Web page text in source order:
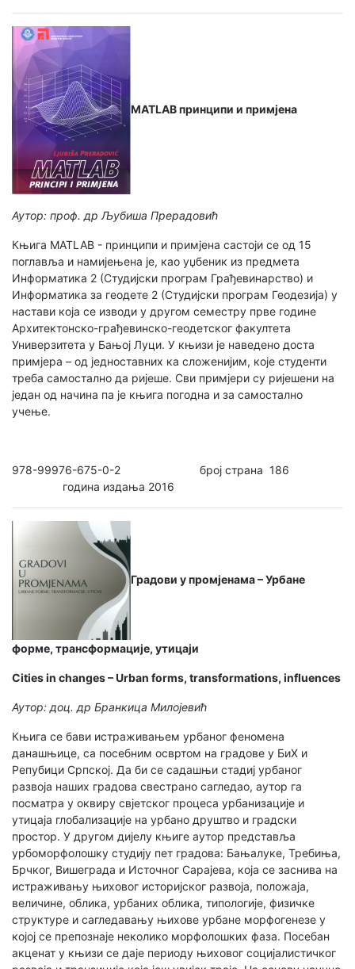
МATLAB принципи и примјена
Аутор: проф. др Љубиша Прерадовић
Књига МATLAB - принципи и примјена састоји се од 15
поглавља и намијењена је, као уџбеник из предмета
Информатика 2 (Студијски програм Грађевинарство) и
Информатика за геодете 2 (Студијски програм Геодезија) у
настави која се изводи у другом семестру прве године
Архитектонско-грађевинско-геодетског факултета
Универзитета у Бањој Луци. У књизи је наведено доста
примјера – од једноставних ка сложенијим, које студенти
треба самостално да ријеше. Сви примјери су ријешени на
један од начина па је књига погодна и за самостално
учење.
978-99976-675-0-2 број страна 186
година издања 2016
Градови у промјенама – Урбане
форме, трансформације, утицаји
Cities in changes – Urban forms, transformations, influences
Аутор: доц. др Бранкица Милојевић
Књига се бави истраживањем урбаног феномена
данашњице, са посебним освртом на градове у БиХ и
Репубици Српској. Да би се садашњи стадиј урбаног
развоја наших градова свестрано сагледао, аутор га
посматра у оквиру свјетског процеса урбанизације и
утицаја глобализације на урбано друштво и градски
простор. У другом дијелу књиге аутор представља
урбоморфолошку студију пет градова: Бањалуке, Требиња,
Брчког, Вишеграда и Источног Сарајева, која се заснива на
истраживању њиховог историјског развоја, положаја,
величине, облика, урбаних облика, типологије, физичке
структуре и сагледавању њихове урбане морфогенезе у
којој се препознаје неколико морфолошких фаза. Посебан
акценат у књизи се даје периоду њиховог социјалистичког